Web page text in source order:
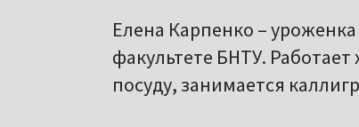
Елена Карпенко –
факультете БНТУ.
посуду, занимается